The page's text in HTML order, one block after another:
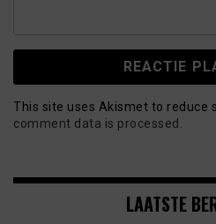
This site uses Akismet to reduce
comment data is processed.
LAATSTE